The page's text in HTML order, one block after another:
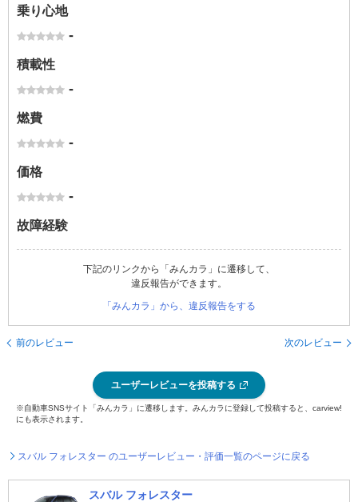
乗り心地
-
積載性
-
燃費
-
価格
-
故障経験
下記のリンクから「みんカラ」に遷移して、
違反報告ができます。
「みんカラ」から、違反報告をする
前のレビュー 次のレビュー
ユーザーレビューを投稿する
※自動車SNSサイト「みんカラ」に遷移します。みんカラに登録して投稿すると、carview!
にも表示されます。
スバル フォレスター のユーザーレビュー・評価一覧のページに戻る
スバル フォレスター